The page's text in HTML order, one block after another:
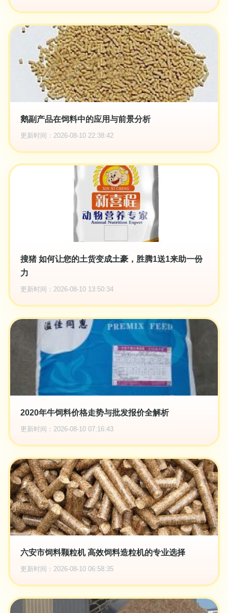
鹅副产品在饲料中的应用与前景分析
更新时间：2026-08-10 22:38:42
搜猪 如何让您的土货变成土豪，胜腾1送1来助一份
力
更新时间：2026-08-10 13:50:34
2020年牛饲料价格走势与批发报价全解析
更新时间：2026-08-10 07:16:43
六安市饲料颗粒机 高效饲料造粒机的专业选择
更新时间：2026-08-10 06:58:35